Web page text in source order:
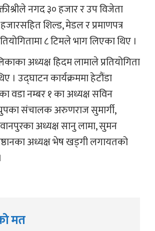
नगद ३० हजार र उप विजेता
शिल्ड, मेडल र प्रमाणपत्र
८ टिमले भाग लिएका थिए ।
अध्यक्ष हिदम लामाले प्रतियोगिता
। उद्घाटन कार्यक्रममा हेटौंडा
वडा नम्बर १ का अध्यक्ष सविन
ग्रुपका संचालक अरुणराज सुमार्गी,
अध्यक्ष सानु लामा, सुमन
अध्यक्ष भेष खड्गी लगायतको
मत